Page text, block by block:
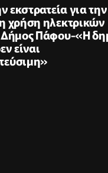
εκστρατεία για την
χρήση ηλεκτρικών
Δήμος Πάφου-«Η
είναι